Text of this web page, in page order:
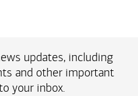
updates, including
and other important
your inbox.